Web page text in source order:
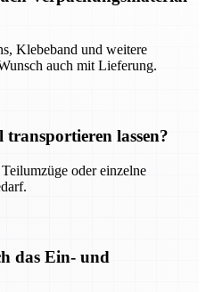
Klebeband und weitere
auch mit Lieferung.
lassen?
oder einzelne
das Ein- und